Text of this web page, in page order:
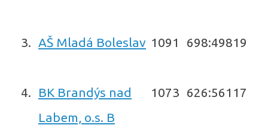
3. AŠ Mladá Boleslav 1091 698:49819
4.
BK Brandýs nad
Labem, o.s. B
1073 626:561 17